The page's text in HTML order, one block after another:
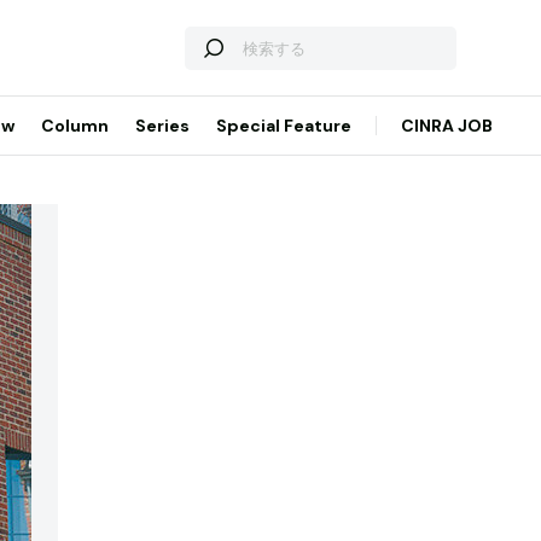
Column Series Special Feature CINRA JOB